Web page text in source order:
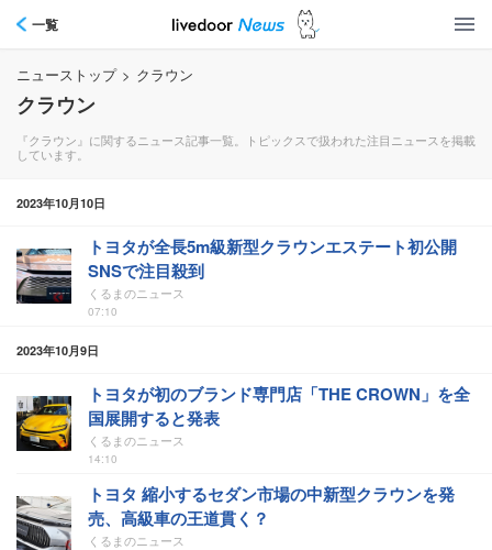
一覧
ニューストップ > クラウン
クラウン
『クラウン』に関するニュース記事一覧。トピックスで扱われた注目ニュースを掲載
しています。
2023年10月10日
トヨタが全長5m級新型クラウンエステート初公開
SNSで注目殺到
くるまのニュース
07:10
2023年10月9日
トヨタが初のブランド専門店「THE CROWN」を全
国展開すると発表
くるまのニュース
14:10
トヨタ 縮小するセダン市場の中新型クラウンを発
売、高級車の王道貫く？
くるまのニュース